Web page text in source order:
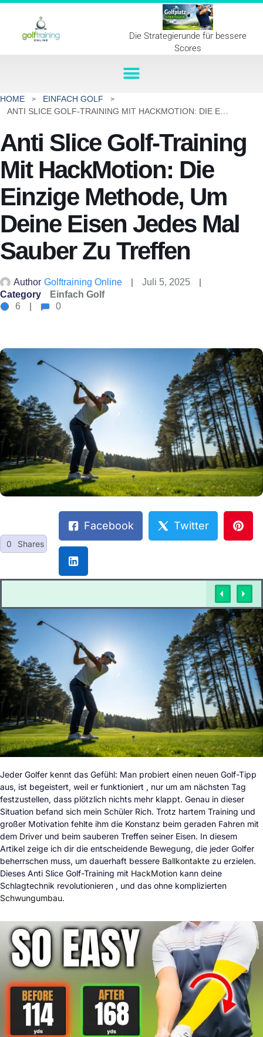
Die Strategierunde für bessere
Scores
HOME
EINFACH GOLF
Anti Slice Golf-Training
Mit HackMotion: Die
Einzige Methode, Um
Deine Eisen Jedes Mal
Sauber Zu Treffen
Author Golftraining Online
Juli 5, 2025
Category
Einfach Golf
6
0
0 Shares
Facebook Twitter
Jeder Golfer kennt das Gefühl: Man probiert einen neuen Golf-Tipp
aus, ist begeistert, weil er funktioniert , nur um am nächsten Tag
festzustellen, dass plötzlich nichts mehr klappt. Genau in dieser
Situation befand sich mein Schüler Rich. Trotz hartem Training und
großer Motivation fehlte ihm die Konstanz beim geraden Fahren mit
dem Driver und beim sauberen Treffen seiner Eisen. In diesem
Artikel zeige ich dir die entscheidende Bewegung, die jeder Golfer
beherrschen muss, um dauerhaft bessere Ballkontakte zu erzielen.
Dieses Anti Slice Golf-Training mit HackMotion kann deine
Schlagtechnik revolutionieren , und das ohne komplizierten
Schwungumbau.